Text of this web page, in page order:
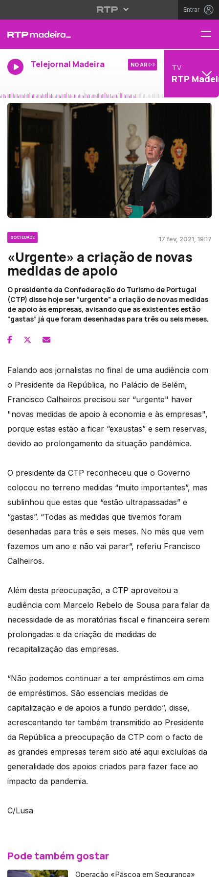
Entrar
Telejornal Madeira NO AR TV
RTP
SOCIEDADE 17 fev, 2021, 19:17
«Urgente» a criação de novas
medidas de apoio
O presidente da Confederação do Turismo de Portugal
(CTP) disse hoje ser “urgente” a criação de novas medidas
de apoio às empresas, avisando que as existentes estão
“gastas” já que foram desenhadas para três ou seis meses.
Falando aos jornalistas no final de uma audiência com
o Presidente da República, no Palácio de Belém,
Francisco Calheiros precisou ser “urgente" haver
"novas medidas de apoio à economia e às empresas",
porque estas estão a ficar “exaustas” e sem reservas,
devido ao prolongamento da situação pandémica.
O presidente da CTP reconheceu que o Governo
colocou no terreno medidas “muito importantes”, mas
sublinhou que estas que “estão ultrapassadas” e
“gastas”. “Todas as medidas que tivemos foram
desenhadas para três e seis meses. No mês que vem
fazemos um ano e não vai parar”, referiu Francisco
Calheiros.
Além desta preocupação, a CTP aproveitou a
audiência com Marcelo Rebelo de Sousa para falar da
necessidade de as moratórias fiscal e financeira serem
prolongadas e da criação de medidas de
recapitalização das empresas.
“Não podemos continuar a ter empréstimos em cima
de empréstimos. São essenciais medidas de
capitalização e de apoios a fundo perdido”, disse,
acrescentando ter também transmitido ao Presidente
da República a preocupação da CTP com o facto de
as grandes empresas terem sido até aqui excluídas da
generalidade dos apoios criados para fazer face ao
impacto da pandemia.
C/Lusa
Pode também gostar
Operação «Páscoa em Segurança»